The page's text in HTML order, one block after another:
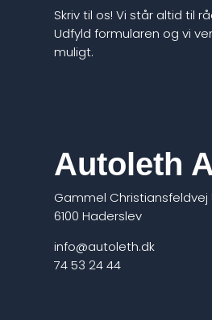
Skriv til os! Vi står altid til
Udfyld formularen og vi
muligt.
Autoleth
Gammel Christiansfeldvej
6100 Haderslev
info@autoleth.dk
74 53 24 44